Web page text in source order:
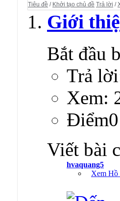
Tiêu đề / Khởi tạo chủ đề Trả lời /
Giới
Bắt đầu
Trả
Xem:
Viết bài
hvaquang5
Xem Hồ